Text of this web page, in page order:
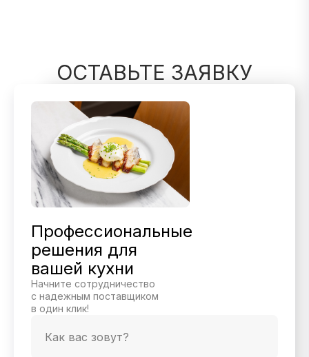
ОСТАВЬТЕ ЗАЯВКУ
Профессиональные
решения для
вашей кухни
Начните сотрудничество
с надежным поставщиком
в один клик!